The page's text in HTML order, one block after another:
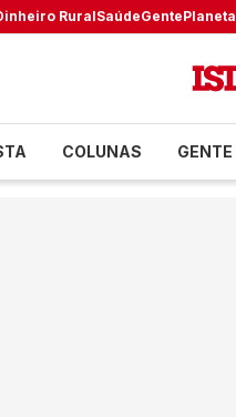
RuralSaúdeGentePlaneta
COLUNAS GENTE